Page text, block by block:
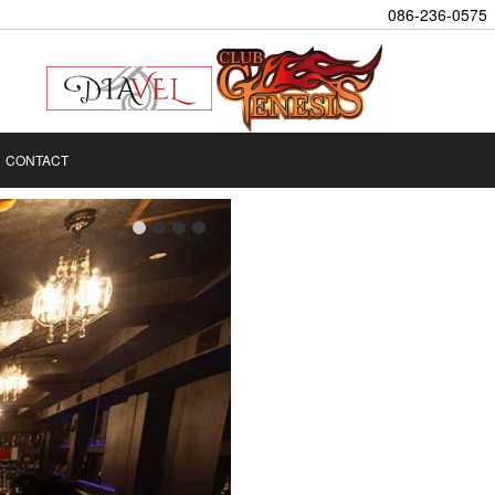
086-236-0575
CONTACT